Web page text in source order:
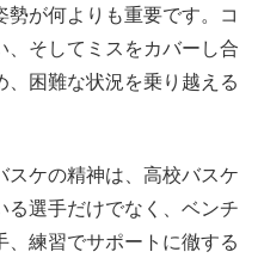
が何よりも重要です。コ
、そしてミスをカバーし合
、困難な状況を乗り越える
スケの精神は、高校バスケ
る選手だけでなく、ベンチ
練習でサポートに徹する